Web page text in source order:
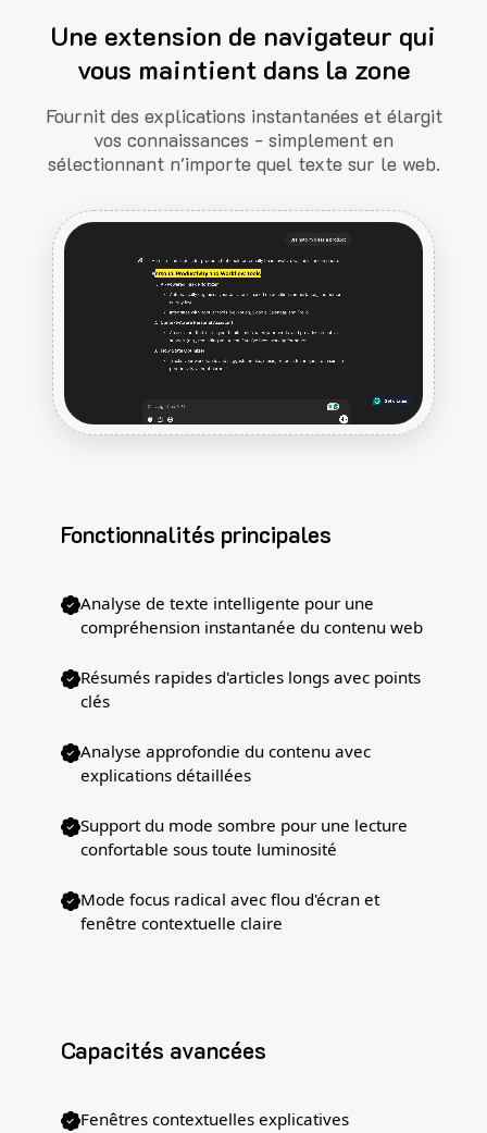
Une extension de navigateur qui
vous maintient dans la zone
Fournit des explications instantanées et élargit
vos connaissances - simplement en
sélectionnant n'importe quel texte sur le web.
Fonctionnalités principales
Analyse de texte intelligente pour une
compréhension instantanée du contenu web
Résumés rapides d'articles longs avec points
clés
Analyse approfondie du contenu avec
explications détaillées
Support du mode sombre pour une lecture
confortable sous toute luminosité
Mode focus radical avec flou d'écran et
fenêtre contextuelle claire
Capacités avancées
Fenêtres contextuelles explicatives